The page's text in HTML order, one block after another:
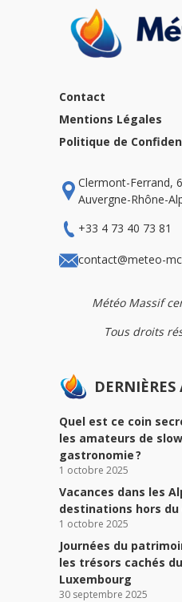
Contact
Mentions Légales
Politique de
Clermont-Ferrand,
Auvergne-Rhône-
+33 4 73 40 73 81
contact@meteo-
Météo Massif
Tous droits
DERNIÈRES
Quel est ce coin
les amateurs de
gastronomie ?
1 octobre 2025
Vacances dans les
destinations hors
1 octobre 2025
Journées du
les trésors cachés
Luxembourg
30 septembre 2025